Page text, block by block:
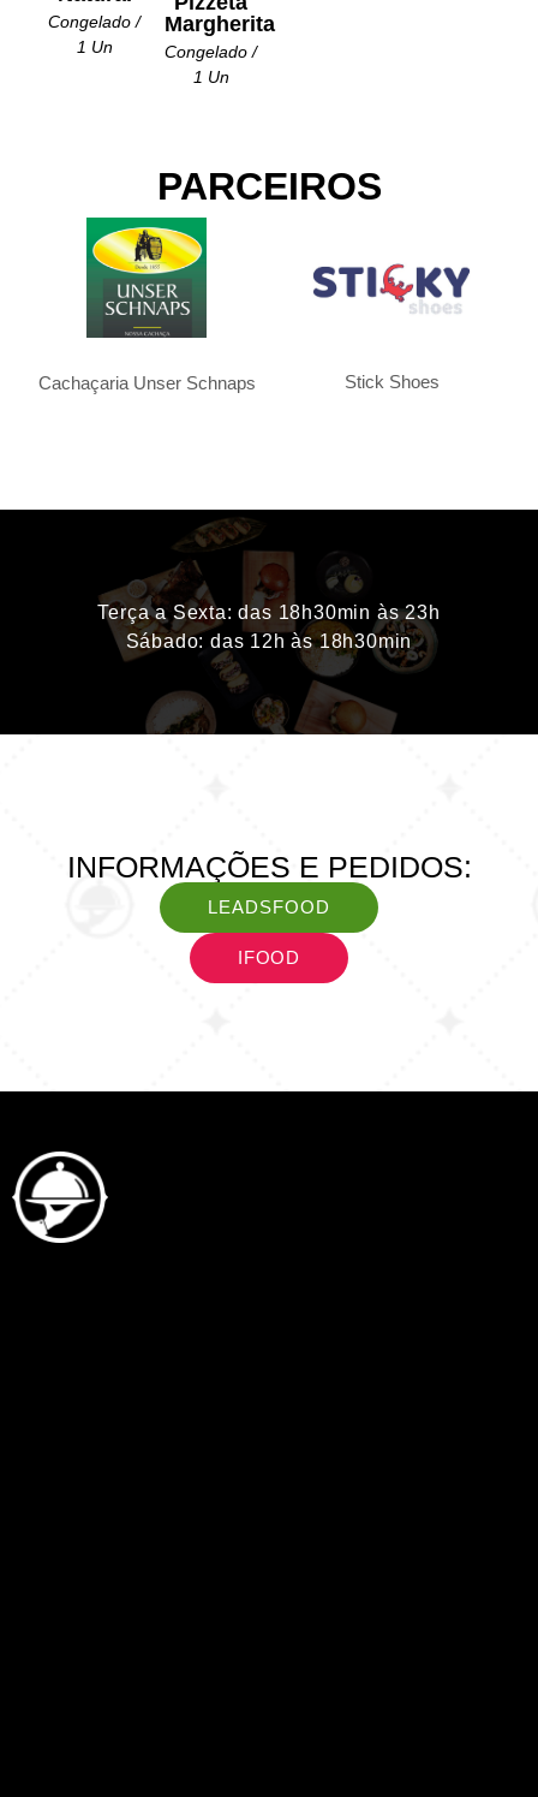
Congelado /
1 Un
Margherita
Congelado /
1 Un
PARCEIROS
Cachaçaria Unser Schnaps Stick Shoes
Terça a Sexta: das 18h30min às 23h
Sábado: das 12h às 18h30min
INFORMAÇÕES E PEDIDOS:
LEADSFOOD
IFOOD